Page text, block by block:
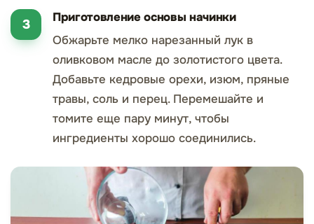
Приготовление основы начинки
Обжарьте мелко нарезанный лук в
оливковом масле до золотистого цвета.
Добавьте кедровые орехи, изюм, пряные
травы, соль и перец. Перемешайте и
томите еще пару минут, чтобы
ингредиенты хорошо соединились.